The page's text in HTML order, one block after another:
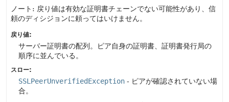
ノート: 戻り値は有効な証明書チェーンでない可能性があり、信
頼のディシジョンに頼ってはいけません。
戻り値:
サーバー証明書の配列。ピア自身の証明書、証明書発行局の
順序に並んでいる。
スロー:
SSLPeerUnverifiedException - ピアが確認されていない場
合。